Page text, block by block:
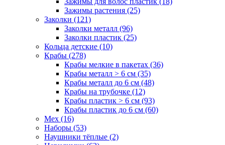
Зажимы растения (25)
Заколки (121)
Заколки металл (96)
Заколки пластик (25)
Кольца детские (10)
Крабы (278)
Крабы мелкие в пакетах (36)
Крабы металл > 6 см (35)
Крабы металл до 6 см (48)
Крабы на трубочке (12)
Крабы пластик > 6 см (93)
Крабы пластик до 6 см (60)
Мех (16)
Наборы (53)
Наушники тёплые (2)